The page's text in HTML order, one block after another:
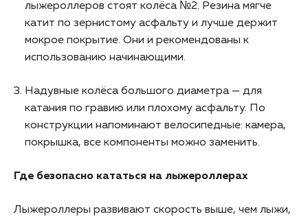
лыжероллеров стоят колёса №2. Резина мягче
катит по зернистому асфальту и лучше держит
мокрое покрытие. Они и рекомендованы к
использованию начинающими.
Надувные колёса большого диаметра — для
катания по гравию или плохому асфальту. По
конструкции напоминают велосипедные: камера,
покрышка, все компоненты можно заменить.
Где безопасно кататься на лыжероллерах
Лыжероллеры развивают скорость выше, чем лыжи,